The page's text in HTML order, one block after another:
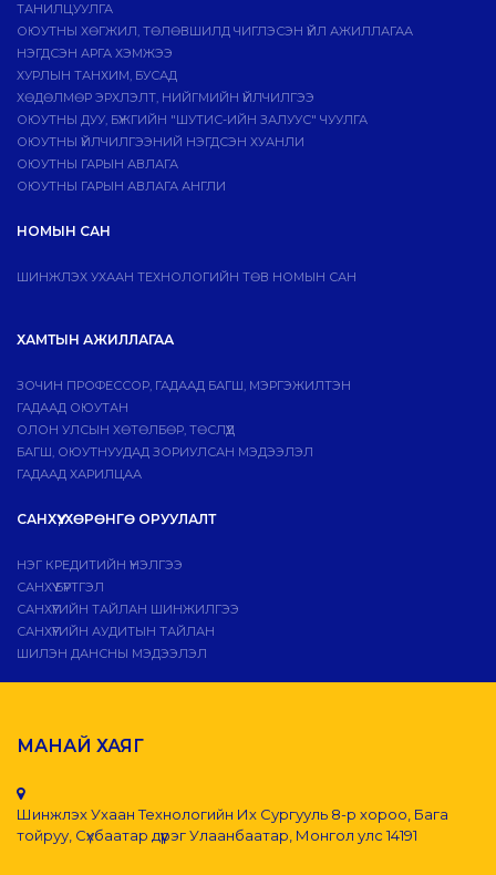
ТАНИЛЦУУЛГА
ОЮУТНЫ ХӨГЖИЛ, ТӨЛӨВШИЛД ЧИГЛЭСЭН ҮЙЛ АЖИЛЛАГАА
НЭГДСЭН АРГА ХЭМЖЭЭ
ХУРЛЫН ТАНХИМ, БУСАД
ХӨДӨЛМӨР ЭРХЛЭЛТ, НИЙГМИЙН ҮЙЛЧИЛГЭЭ
ОЮУТНЫ ДУУ, БҮЖГИЙН "ШУТИС-ИЙН ЗАЛУУС" ЧУУЛГА
ОЮУТНЫ ҮЙЛЧИЛГЭЭНИЙ НЭГДСЭН ХУАНЛИ
ОЮУТНЫ ГАРЫН АВЛАГА
ОЮУТНЫ ГАРЫН АВЛАГА АНГЛИ
НОМЫН САН
ШИНЖЛЭХ УХААН ТЕХНОЛОГИЙН ТӨВ НОМЫН САН
ХАМТЫН АЖИЛЛАГАА
ЗОЧИН ПРОФЕССОР, ГАДААД БАГШ, МЭРГЭЖИЛТЭН
ГАДААД ОЮУТАН
ОЛОН УЛСЫН ХӨТӨЛБӨР, ТӨСЛҮҮД
БАГШ, ОЮУТНУУДАД ЗОРИУЛСАН МЭДЭЭЛЭЛ
ГАДААД ХАРИЛЦАА
САНХҮҮ, ХӨРӨНГӨ ОРУУЛАЛТ
НЭГ КРЕДИТИЙН ҮНЭЛГЭЭ
САНХҮҮ БҮРТГЭЛ
САНХҮҮГИЙН ТАЙЛАН ШИНЖИЛГЭЭ
САНХҮҮГИЙН АУДИТЫН ТАЙЛАН
ШИЛЭН ДАНСНЫ МЭДЭЭЛЭЛ
МАНАЙ ХАЯГ
Шинжлэх Ухаан Технологийн Их Сургууль 8-р хороо, Бага
тойруу, Сүхбаатар дүүрэг Улаанбаатар, Монгол улс 14191